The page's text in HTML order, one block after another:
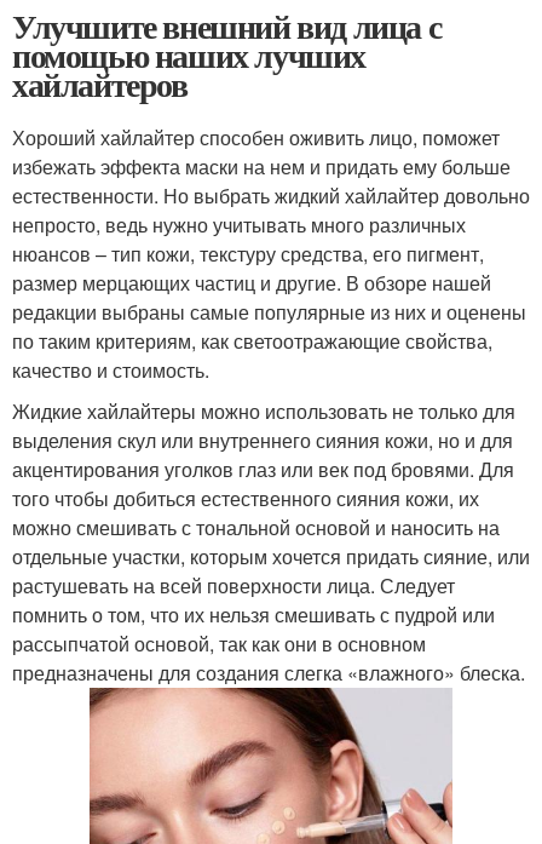
Улучшите внешний вид лица с
помощью наших лучших
хайлайтеров
Хороший хайлайтер способен оживить лицо, поможет
избежать эффекта маски на нем и придать ему больше
естественности. Но выбрать жидкий хайлайтер довольно
непросто, ведь нужно учитывать много различных
нюансов – тип кожи, текстуру средства, его пигмент,
размер мерцающих частиц и другие. В обзоре нашей
редакции выбраны самые популярные из них и оценены
по таким критериям, как светоотражающие свойства,
качество и стоимость.
Жидкие хайлайтеры можно использовать не только для
выделения скул или внутреннего сияния кожи, но и для
акцентирования уголков глаз или век под бровями. Для
того чтобы добиться естественного сияния кожи, их
можно смешивать с тональной основой и наносить на
отдельные участки, которым хочется придать сияние, или
растушевать на всей поверхности лица. Следует
помнить о том, что их нельзя смешивать с пудрой или
рассыпчатой основой, так как они в основном
предназначены для создания слегка «влажного» блеска.